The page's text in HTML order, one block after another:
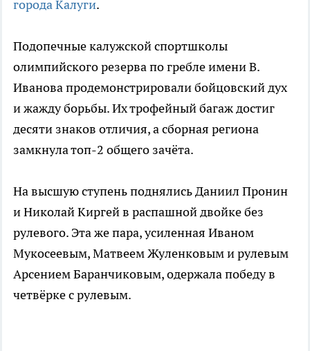
города Калуги.
Подопечные калужской спортшколы
олимпийского резерва по гребле имени В.
Иванова продемонстрировали бойцовский дух
и жажду борьбы. Их трофейный багаж достиг
десяти знаков отличия, а сборная региона
замкнула топ-2 общего зачёта.
На высшую ступень поднялись Даниил Пронин
и Николай Киргей в распашной двойке без
рулевого. Эта же пара, усиленная Иваном
Мукосеевым, Матвеем Жуленковым и рулевым
Арсением Баранчиковым, одержала победу в
четвёрке с рулевым.